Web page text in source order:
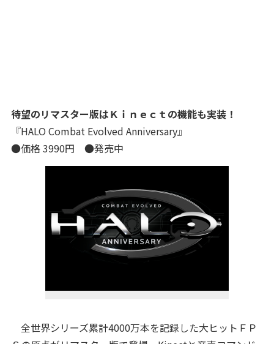
待望のリマスター版はＫｉｎｅｃｔの機能も実装！
『HALO Combat Evolved Anniversary』
●価格 3990円 ●発売中
全世界シリーズ累計4000万本を記録した大ヒットＦＰ